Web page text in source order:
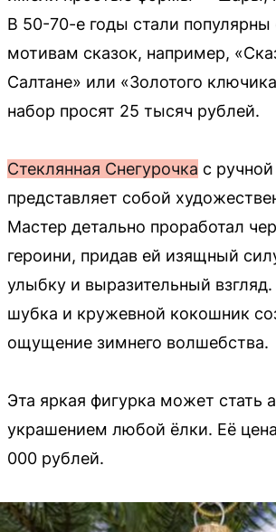
В 50-70-е годы стали популярны
мотивам сказок, например,
Салтане» или «Золотого
набор просят 25 тысяч рублей.
Стеклянная Снегурочка с
представляет собой
Мастер детально проработал
героини, придав ей изящный
улыбку и выразительный взгляд.
шубка и кружевной кокошник
ощущение зимнего волшебства.
Эта яркая фигурка может стать
украшением любой ёлки. Её
000 рублей.